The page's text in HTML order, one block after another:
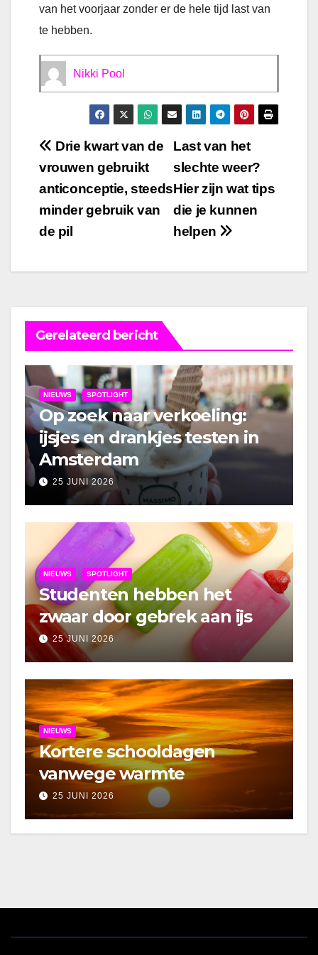
van het voorjaar zonder er de hele tijd last van
te hebben.
Nikki Pool
Bericht
navigatie
Last van het
slechte weer?
Hier zijn wat tips
die je kunnen
helpen
Drie kwart van de
vrouwen gebruikt
anticonceptie, steeds
minder gebruik van
de pil
Gerelateerd bericht
NIEUWS SPOTLIGHT
Op zoek naar verkoeling:
ijsjes en drankjes testen in
Amsterdam
25 JUNI 2026
NIEUWS SPOTLIGHT
Studenten hebben het
zwaar door gebrek aan ijs
25 JUNI 2026
NIEUWS
Kortere schooldagen
vanwege warmte
25 JUNI 2026